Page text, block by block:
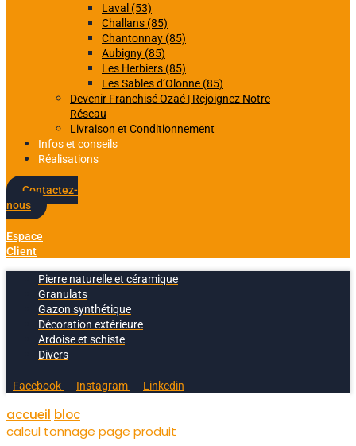
Laval (53)
Challans (85)
Chantonnay (85)
Aubigny (85)
Les Herbiers (85)
Les Sables d’Olonne (85)
Devenir Franchisé Ozaé | Rejoignez Notre
Réseau
Livraison et Conditionnement
Infos et conseils
Réalisations
Contactez-
nous
Espace
Client
Pierre naturelle et céramique
Granulats
Gazon synthétique
Décoration extérieure
Ardoise et schiste
Divers
Facebook Instagram Linkedin
accueil bloc
calcul tonnage page produit